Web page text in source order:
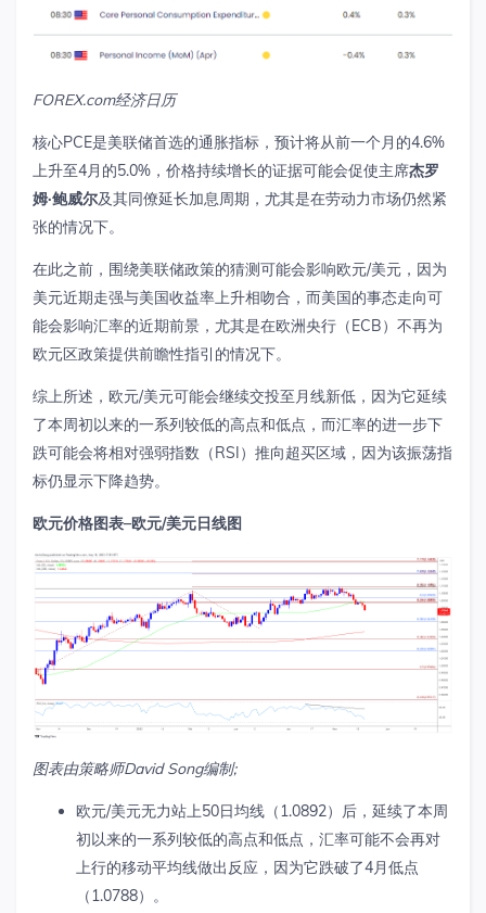
FOREX.com经济日历
核心PCE是美联储首选的通胀指标，预计将从前一个月的4.6%
上升至4月的5.0% ，价格持续增长的证据可能会促使主席杰罗
姆·鲍威尔及其同僚延长加息周期，尤其是在劳动力市场仍然紧
张的情况下。
在此之前，围绕美联储政策的猜测可能会影响欧元/美元，因为
美元近期走强与美国收益率上升相吻合，而美国的事态走向可
能会影响汇率的近期前景，尤其是在欧洲央行（ECB）不再为
欧元区政策提供前瞻性指引的情况下。
综上所述，欧元/美元可能会继续交投至月线新低，因为它延续
了本周初以来的一系列较低的高点和低点，而汇率的进一步下
跌可能会将相对强弱指数（RSI）推向超买区域，因为该振荡指
标仍显示下降趋势。
欧元价格图表–欧元/美元日线图
图表由策略师David Song编制;
欧元/美元无力站上50日均线（1.0892）后，延续了本周
初以来的一系列较低的高点和低点，汇率可能不会再对
上行的移动平均线做出反应，因为它跌破了4月低点
（1.0788）。